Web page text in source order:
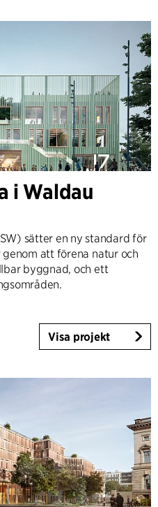
i Waldau
sätter en ny standard för
att förena natur och
byggnad, och ett
Visa projekt